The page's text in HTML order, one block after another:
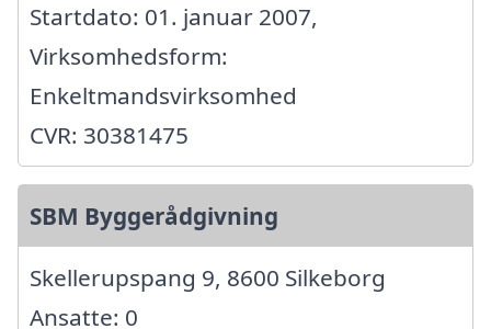
Startdato: 01. januar 2007,
Virksomhedsform:
Enkeltmandsvirksomhed
CVR: 30381475
SBM Byggerådgivning
Skellerupspang 9, 8600 Silkeborg
Ansatte: 0